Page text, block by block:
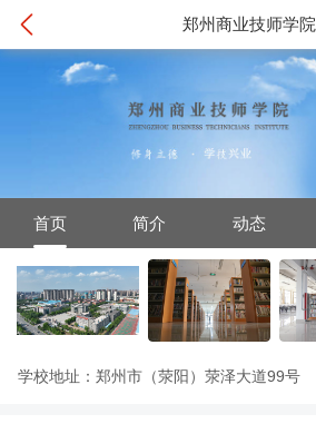
郑州商业技师学院
首页 简介 动态
学校地址：郑州市（荥阳）荥泽大道99号